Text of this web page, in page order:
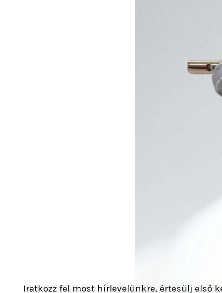
Iratkozz fel most hírlevelünkre, értesülj első